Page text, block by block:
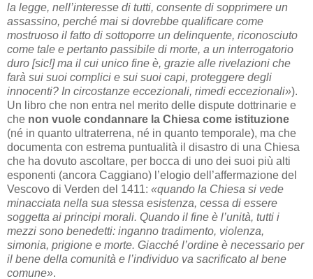
la legge, nell’interesse di tutti, consente di sopprimere un
assassino, perché mai si dovrebbe qualificare come
mostruoso il fatto di sottoporre un delinquente, riconosciuto
come tale e pertanto passibile di morte, a un interrogatorio
duro [sic!] ma il cui unico fine è, grazie alle rivelazioni che
farà sui suoi complici e sui suoi capi, proteggere degli
innocenti? In circostanze eccezionali, rimedi eccezionali»).
Un libro che non entra nel merito delle dispute dottrinarie e
che non vuole condannare la Chiesa come istituzione
(né in quanto ultraterrena, né in quanto temporale), ma che
documenta con estrema puntualità il disastro di una Chiesa
che ha dovuto ascoltare, per bocca di uno dei suoi più alti
esponenti (ancora Caggiano) l’elogio dell’affermazione del
Vescovo di Verden del 1411: «quando la Chiesa si vede
minacciata nella sua stessa esistenza, cessa di essere
soggetta ai principi morali. Quando il fine è l’unità, tutti i
mezzi sono benedetti: inganno tradimento, violenza,
simonia, prigione e morte. Giacché l’ordine è necessario per
il bene della comunità e l’individuo va sacrificato al bene
comune».